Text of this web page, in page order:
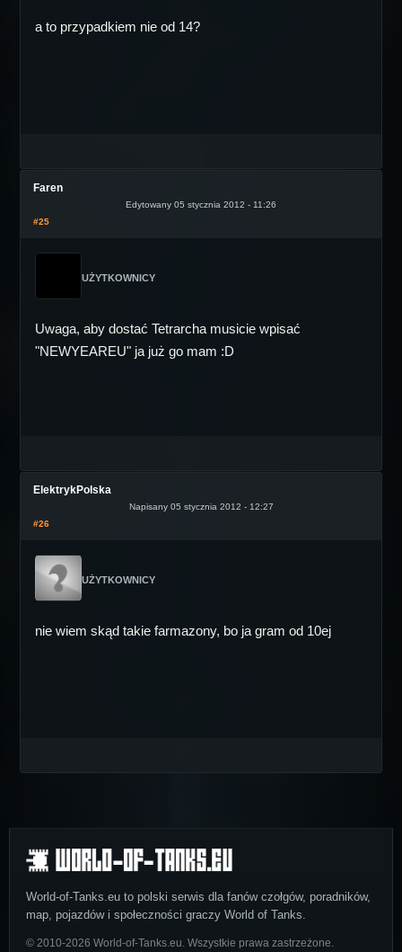
a to przypadkiem nie od 14?
Faren
Edytowany 05 stycznia 2012 - 11:26
#25
UŻYTKOWNICY
Uwaga, aby dostać Tetrarcha musicie wpisać
"NEWYEAREU" ja już go mam :D
ElektrykPolska
Napisany 05 stycznia 2012 - 12:27
#26
UŻYTKOWNICY
nie wiem skąd takie farmazony, bo ja gram od 10ej
World-of-Tanks.eu to polski serwis dla fanów czołgów, poradników,
map, pojazdów i społeczności graczy World of Tanks.
© 2010-2026 World-of-Tanks.eu. Wszystkie prawa zastrzeżone.